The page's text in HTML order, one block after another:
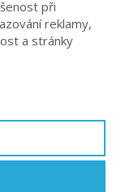
při
reklamy,
a stránky